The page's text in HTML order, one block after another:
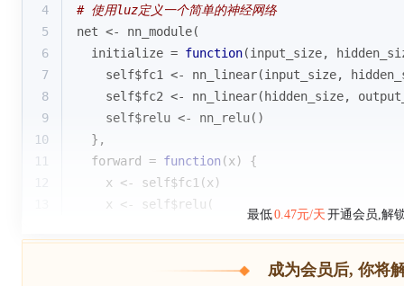
4
# 使用luz定义一个简单的神经网络
5
net <- nn_module(
6
  initialize =
function(input_size,
7
self$fc1 <- nn_linear(input_size,
8
self$fc2 <- nn_linear(hidden_size,
9
    self$relu <- nn_relu()
10
  },
11
  forward =
function (x) {
    x <- self$fc1(x)
    x <- self$relu(
最低0.47元/天 开通会员,解
成为会员后, 你将